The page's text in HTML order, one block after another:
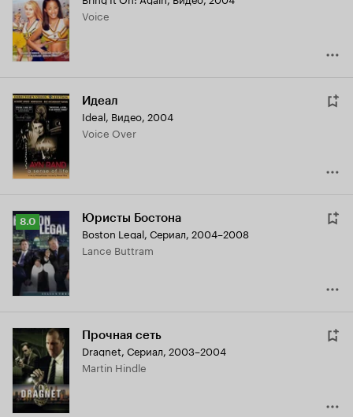
5.4
Voice
Идеал
Ideal, Видео, 2004
Voice Over
Рейтинг
Кинопоиска
8.0
8.0 Юристы Бостона
Boston Legal, Сериал, 2004–2008
Lance Buttram
Прочная сеть
Dragnet, Сериал, 2003–2004
Martin Hindle